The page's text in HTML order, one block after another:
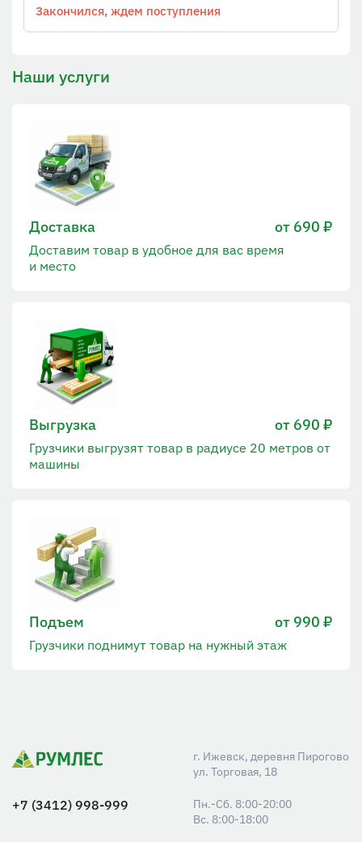
Закончился, ждем поступления
Наши услуги
Доставка от 690 ₽
Доставим товар в удобное для вас время
и место
Выгрузка от 690 ₽
Грузчики выгрузят товар в радиусе 20 метров от
машины
Подъем от 990 ₽
Грузчики поднимут товар на нужный этаж
г. Ижевск, деревня Пирогово
ул. Торговая, 18
+7 (3412) 998-999
Пн.-Сб. 8:00-20:00
Вс. 8:00-18:00